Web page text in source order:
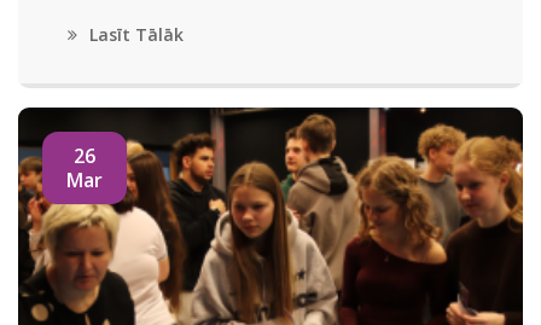
Lasīt Tālāk
26
Mar